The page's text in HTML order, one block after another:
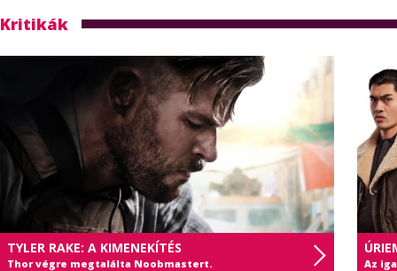
Kritikák
TYLER RAKE: A KIMENEKÍTÉS
Thor végre megtalálta Noobmastert. Az